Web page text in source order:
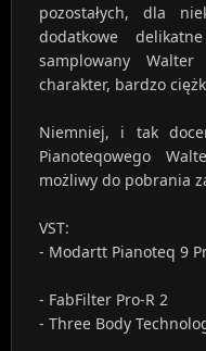
pozostałych, dla
dodatkowe
samplowany
charakter, bardzo
Niemniej, i tak
Pianoteqowego
możliwy do pobrania
VST:
- Modartt Pianoteq 9
- FabFilter Pro-R 2
- Three Body